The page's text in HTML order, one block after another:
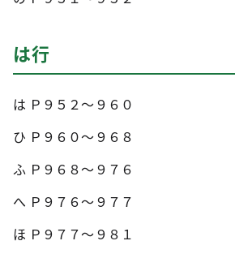
は行
は Ｐ９５２～９６０
ひ Ｐ９６０～９６８
ふ Ｐ９６８～９７６
へ Ｐ９７６～９７７
ほ Ｐ９７７～９８１